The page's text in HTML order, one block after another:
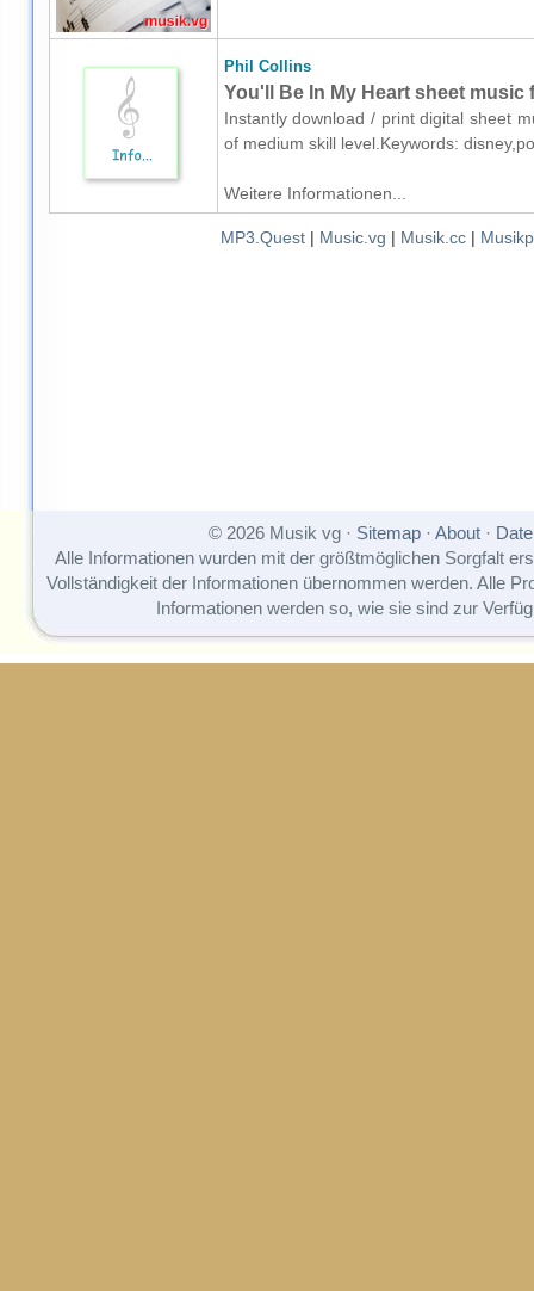
Phil Collins
You'll Be In My Heart sheet music
Instantly download / print digital sheet
of medium skill level.Keywords:
Weitere Informationen...
MP3.Quest| Music.vg | Musik.cc|
© 2026 Musik vg · Sitemap· About·
Alle Informationen wurden mit der größtmöglichen Sorgfalt
Vollständigkeit der Informationen übernommen werden. Alle
Informationen werden so, wie sie sind zur